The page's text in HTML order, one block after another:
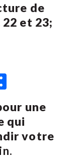
de
22 et 23;
une
qui
votre